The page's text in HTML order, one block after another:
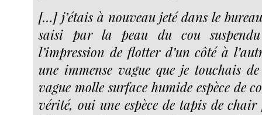
[…] j’étais à nouveau jeté dans le
saisi par la peau du cou
l’impression de flotter d’un côté à
une immense vague que je touchais
vague molle surface humide espèce de
vérité, oui une espèce de tapis de chair